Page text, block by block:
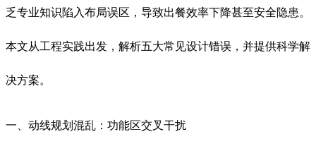
乏专业知识陷入布局误区，导致出餐效率下降甚至安全隐患。
本文从工程实践出发，解析五大常见设计错误，并提供科学解
决方案。
一、动线规划混乱：功能区交叉干扰